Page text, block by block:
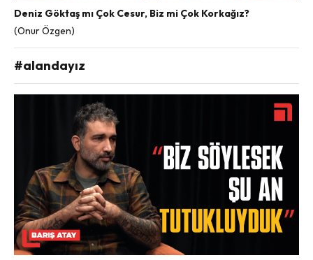
Deniz Göktaş mı Çok Cesur, Biz mi Çok Korkağız?
(Onur Özgen)
#alandayız